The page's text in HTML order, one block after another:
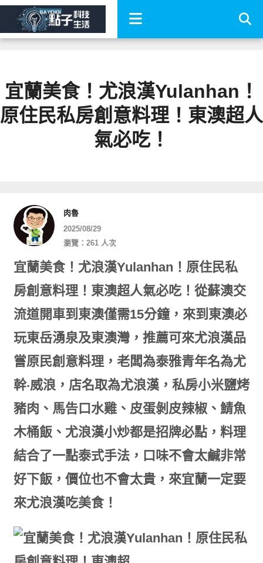
宜蘭美食！尤浪漢Yulanhan！
原住民私房創意料理！東澳超人
氣必吃！
肉魯
2025/08/29
瀏覽：261 人次
宜蘭美食！尤浪漢Yulanhan！原住民私
房創意料理！東澳超人氣必吃！ 從蘇澳交
流道開車到東澳僅需15分鐘，來到東澳必
玩東岳湧泉及東澳灣，推薦可來尤浪漢品
嘗原民創意料理，老闆為泰雅青年名為尤
幹‧威浪，店名取為尤浪漢，私房小米鹽烤
豬肉、馬告口水雞、皮蛋剝皮辣椒、鯖魚
木桶飯、尤浪漢小炒都是招牌必點，料理
結合了一點泰式手法，口味不會太鹹非常
好下飯，價位也不會太貴，來宜蘭一定要
來尤浪漢吃美食！